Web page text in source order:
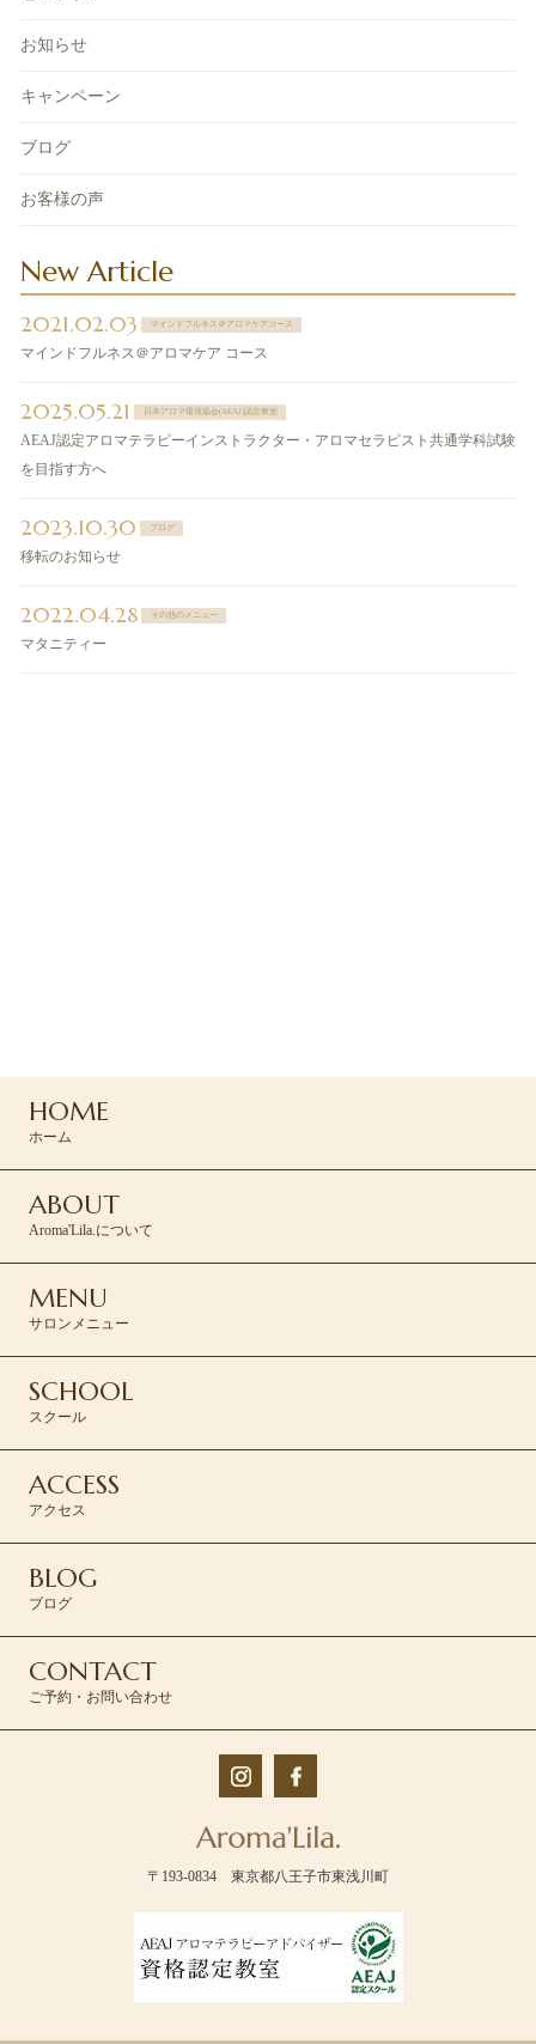
お知らせ
キャンペーン
ブログ
お客様の声
New Article
2021.02.03 マインドフルネス＠アロマケアコース
マインドフルネス＠アロマケア コース
2025.05.21 日本アロマ環境協会(AEAJ)認定教室
AEAJ認定アロマテラピーインストラクター・アロマセラピスト共通学科試験
を目指す方へ
2023.10.30 ブログ
移転のお知らせ
2022.04.28 その他のメニュー
マタニティー
HOME
ホーム
ABOUT
Aroma'Lila.について
MENU
サロンメニュー
SCHOOL
スクール
ACCESS
アクセス
BLOG
ブログ
CONTACT
ご予約・お問い合わせ
〒193-0834 東京都八王子市東浅川町